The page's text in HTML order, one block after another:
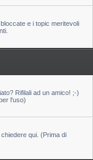
e i topic meritevoli
Rifilali ad un amico! ;-)
l'uso)
qui. (Prima di